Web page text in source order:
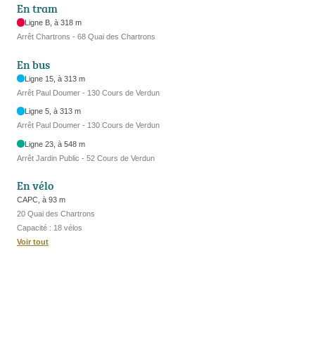
En tram
Ligne B, à 318 m
Arrêt Chartrons - 68 Quai des Chartrons
En bus
Ligne 15, à 313 m
Arrêt Paul Doumer - 130 Cours de Verdun
Ligne 5, à 313 m
Arrêt Paul Doumer - 130 Cours de Verdun
Ligne 23, à 548 m
Arrêt Jardin Public - 52 Cours de Verdun
En vélo
CAPC, à 93 m
20 Quai des Chartrons
Capacité : 18 vélos
Voir tout